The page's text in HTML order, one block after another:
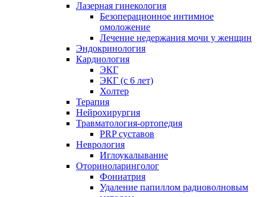
Лазерная гинекология
Безоперационное интимное
омоложение
Лечение недержания мочи у женщин
Эндокринология
Кардиология
ЭКГ
ЭКГ (с 6 лет)
Холтер
Терапия
Нейрохирургия
Травматология-ортопедия
PRP суставов
Неврология
Иглоукалывание
Оториноларинголог
Фониатрия
Удаление папиллом радиоволновым